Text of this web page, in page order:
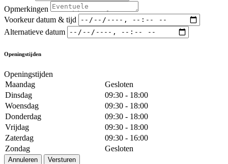
Opmerkingen
Voorkeur datum & tijd
Alternatieve datum
Openingstijden
Openingstijden
Maandag
Gesloten
Dinsdag
09:30 - 18:00
Woensdag
09:30 - 18:00
Donderdag
09:30 - 18:00
Vrijdag
09:30 - 18:00
Zaterdag
09:30 - 16:00
Zondag
Gesloten
Annuleren Versturen